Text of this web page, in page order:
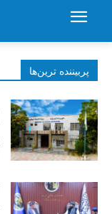
پربیننده‌ ترین‌ها